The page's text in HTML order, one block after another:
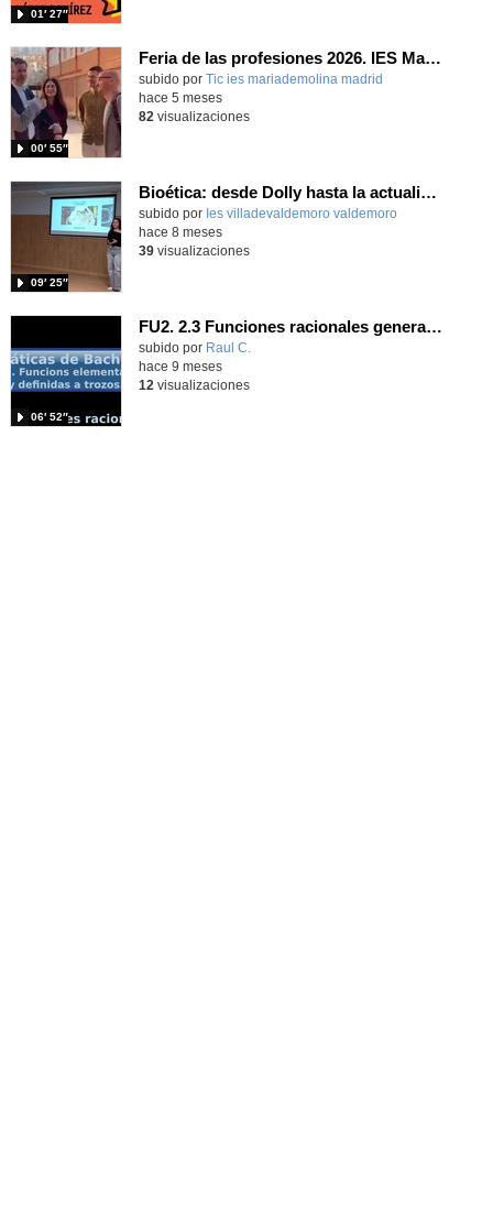
01′ 27″
Feria de las profesiones 2026. IES María de Molina
subido por Tic ies mariademolina madrid
00′ 55″
hace 5 meses
82 visualizaciones
Bioética: desde Dolly hasta la actualidad
Contenido educativo.
subido por Ies villadevaldemoro valdemoro
09′ 25″
-
hace 8 meses
39visualizaciones
FU2. 2.3 Funciones racionales generales
Contenido educativo.
subido por Raul C.
06′ 52″
hace 9 meses
12 visualizaciones